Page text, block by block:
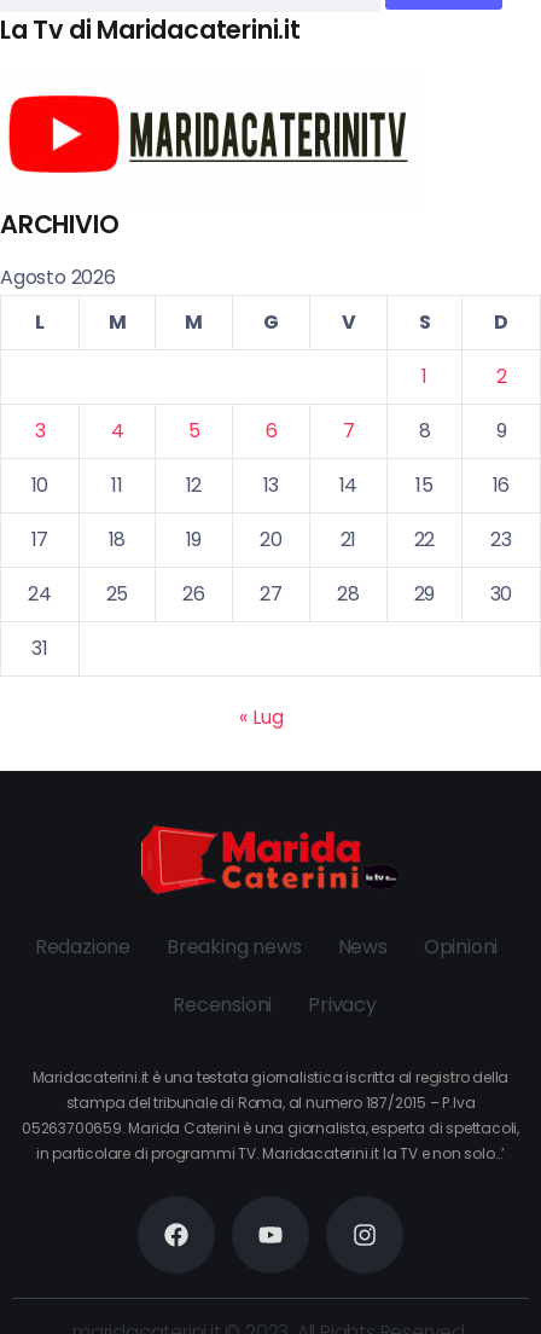
La Tv di Maridacaterini.it
ARCHIVIO
Agosto 2026
L
M M G V S
D
1
2
3
4 5 6 7 8
9
10
11 12 13 14 15
16
17
18 19 20 21 22
23
24
25 26 27 28 29
30
31
« Lug
Redazione Breaking news News Opinioni
Recensioni Privacy
Maridacaterini.it è una testata giornalistica iscritta al registro della
stampa del tribunale di Roma, al numero 187/2015 – P.Iva
05263700659. Marida Caterini è una giornalista, esperta di spettacoli,
in particolare di programmi TV. Maridacaterini.it la TV e non solo…’